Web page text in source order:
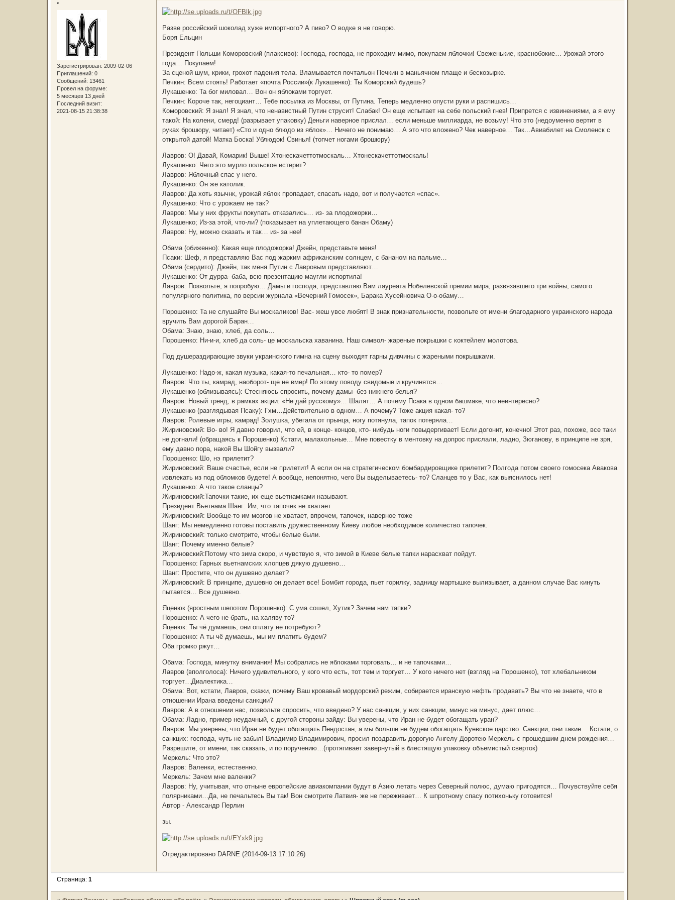
*
Зарегистрирован: 2009-02-06
Приглашений: 0
Сообщений: 13461
Провел на форуме:
5 месяцев 13 дней
Последний визит:
2021-08-15 21:38:38
Разве российский шоколад хуже импортного? А пиво? О водке я не говорю.
Боря Ельцин
Президент Польши Коморовский (плаксиво): Господа, господа, не проходим мимо, покупаем яблочки! Свеженькие, краснобокие… Урожай этого
года… Покупаем!
За сценой шум, крики, грохот падения тела. Вламывается почтальон Печкин в маньячном плаще и бескозырке.
Печкин: Всем стоять! Работает «почта России»(к Лукашенко): Ты Коморский будешь?
Лукашенко: Та бог миловал… Вон он яблоками торгует.
Печкин: Короче так, негоциант… Тебе посылка из Москвы, от Путина. Теперь медленно опусти руки и распишись…
Коморовский: Я знал! Я знал, что ненавистный Путин струсит! Слабак! Он еще испытает на себе польский гнев! Припрется с извинениями, а я ему
такой: На колени, смерд! (разрывает упаковку) Деньги наверное прислал… если меньше миллиарда, не возьму! Что это (недоуменно вертит в
руках брошюру, читает) «Сто и одно блюдо из яблок»… Ничего не понимаю… А это что вложено? Чек наверное… Так…Авиабилет на Смоленск с
открытой датой! Матка Боска! Ублюдок! Свинья! (топчет ногами брошюру)
Лавров: О! Давай, Комарик! Выше! Хтонескачеттотмоскаль… Хтонескачеттотмоскаль!
Лукашенко: Чего это мурло польское истерит?
Лавров: Яблочный спас у него.
Лукашенко: Он же католик.
Лавров: Да хоть язычнк, урожай яблок пропадает, спасать надо, вот и получается «спас».
Лукашенко: Что с урожаем не так?
Лавров: Мы у них фрукты покупать отказались… из- за плодожорки…
Лукашенко; Из-за этой, что-ли? (показывает на уплетающего банан Обаму)
Лавров: Ну, можно сказать и так… из- за нее!
Обама (обиженно): Какая еще плодожорка! Джейн, представьте меня!
Псаки: Шеф, я представляю Вас под жарким африканским солнцем, с бананом на пальме…
Обама (сердито): Джейн, так меня Путин с Лавровым представляют…
Лукашенко: От дурра- баба, всю презентацию маугли испортила!
Лавров: Позвольте, я попробую… Дамы и господа, представляю Вам лауреата Нобелевской премии мира, развязавшего три войны, самого
популярного политика, по версии журнала «Вечерний Гомосек», Барака Хусейновича О-о-обаму…
Порошенко: Та не слушайте Вы москаликов! Вас- жеш увсе любят! В знак признательности, позвольте от имени благодарного украинского народа
вручить Вам дорогой Баран…
Обама: Знаю, знаю, хлеб, да соль…
Порошенко: Ни-и-и, хлеб да соль- це москальска хаванина. Наш символ- жареные покрышки с коктейлем молотова.
Под душераздирающие звуки украинского гимна на сцену выходят гарны дивчины с жареными покрышками.
Лукашенко: Надо-ж, какая музыка, какая-то печальная… кто- то помер?
Лавров: Что ты, камрад, наоборот- ще не вмер! По этому поводу свидомые и кручинятся…
Лукашенко (облизываясь): Стесняюсь спросить, почему дамы- без нижнего белья?
Лавров: Новый тренд, в рамках акции: «Не дай русскому»… Шалят… А почему Псака в одном башмаке, что неинтересно?
Лукашенко (разглядывая Псаку): Гхм…Действительно в одном… А почему? Тоже акция какая- то?
Лавров: Ролевые игры, камрад! Золушка, убегала от прынца, ногу потянула, тапок потеряла…
Жириновский: Во- во! Я давно говорил, что ей, в конце- концов, кто- нибудь ноги повыдергивает! Если догонит, конечно! Этот раз, похоже, все таки
не догнали! (обращаясь к Порошенко) Кстати, малахольные… Мне повестку в ментовку на допрос прислали, ладно, Зюганову, в принципе не зря,
ему давно пора, накой Вы Шойгу вызвали?
Порошенко: Шо, нэ прилетит?
Жириновский: Ваше счастье, если не прилетит! А если он на стратегическом бомбардировщике прилетит? Полгода потом своего гомосека Авакова
извлекать из под обломков будете! А вообще, непонятно, чего Вы выделываетесь- то? Сланцев то у Вас, как выяснилось нет!
Лукашенко: А что такое сланцы?
Жириновский:Тапочки такие, их еще вьетнамками называют.
Президент Вьетнама Шанг: Им, что тапочек не хватает
Жириновский: Вообще-то им мозгов не хватает, впрочем, тапочек, наверное тоже
Шанг: Мы немедленно готовы поставить дружественному Киеву любое необходимое количество тапочек.
Жириновский: только смотрите, чтобы белые были.
Шанг: Почему именно белые?
Жириновский:Потому что зима скоро, и чувствую я, что зимой в Киеве белые тапки нарасхват пойдут.
Порошенко: Гарных вьетнамских хлопцев дякую душевно…
Шанг: Простите, что он душевно делает?
Жириновский: В принципе, душевно он делает все! Бомбит города, пьет горилку, задницу мартышке вылизывает, а данном случае Вас кинуть
пытается… Все душевно.
Яценюк (яростным шепотом Порошенко): С ума сошел, Хутик? Зачем нам тапки?
Порошенко: А чего не брать, на халяву-то?
Яценюк: Ты чё думаешь, они оплату не потребуют?
Порошенко: А ты чё думаешь, мы им платить будем?
Оба громко ржут…
Обама: Господа, минутку внимания! Мы собрались не яблоками торговать… и не тапочками…
Лавров (вполголоса): Ничего удивительного, у кого что есть, тот тем и торгует… У кого ничего нет (взгляд на Порошенко), тот хлебальником
торгует…Диалектика…
Обама: Вот, кстати, Лавров, скажи, почему Ваш кровавый мордорский режим, собирается иранскую нефть продавать? Вы что не знаете, что в
отношении Ирана введены санкции?
Лавров: А в отношении нас, позвольте спросить, что введено? У нас санкции, у них санкции, минус на минус, дает плюс…
Обама: Ладно, пример неудачный, с другой стороны зайду: Вы уверены, что Иран не будет обогащать уран?
Лавров: Мы уверены, что Иран не будет обогащать Пендостан, а мы больше не будем обогащать Куевское царство. Санкции, они такие… Кстати, о
санкцих: господа, чуть не забыл! Владимир Владимирович, просил поздравить дорогую Ангелу Доротею Меркель с прошедшим днем рождения…
Разрешите, от имени, так сказать, и по поручению…(протягивает завернутый в блестящую упаковку объемистый сверток)
Меркель: Что это?
Лавров: Валенки, естественно.
Меркель: Зачем мне валенки?
Лавров: Ну, учитывая, что отныне европейские авиакомпании будут в Азию летать через Северный полюс, думаю пригодятся… Почувствуйте себя
полярниками…Да, не печальтесь Вы так! Вон смотрите Латвия- же не переживает… К шпротному спасу потихоньку готовится!
Автор - Александр Перлин
зы.
Отредактировано DARNE (2014-09-13 17:10:26)
Страница: 1